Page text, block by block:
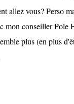
allez vous? Perso
mon conseiller Pole
plus (en plus